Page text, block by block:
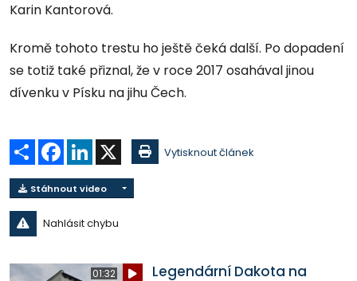
Karin Kantorová.
Kromě tohoto trestu ho ještě čeká další. Po dopadení
se totiž také přiznal, že v roce 2017 osahával jinou
dívenku v Písku na jihu Čech.
Sdílet Facebook
LinkedIn Vytisknout článek
Stáhnout video
Nahlásit chybu
01:32
Legendární Dakota na